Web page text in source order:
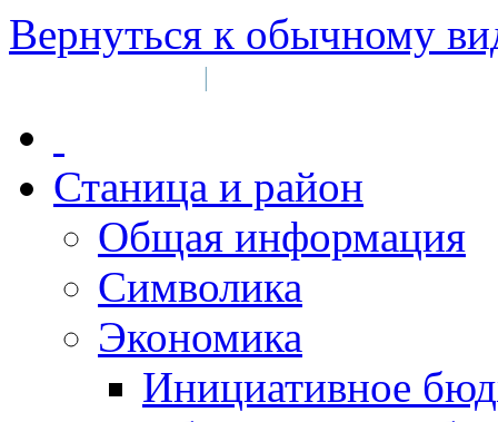
Вернуться к обычному
|
Станица и район
Общая информация
Символика
Экономика
Инициативное